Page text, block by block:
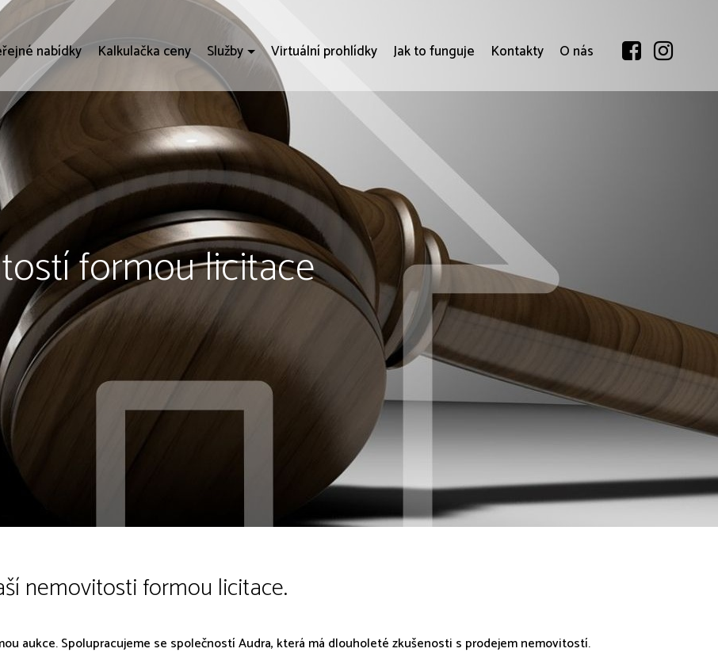
nabídky Kalkulačka ceny Služby Virtuální prohlídky Jak to funguje Kontakty O nás
formou licitace
nemovitosti formou licitace.
aukce. Spolupracujeme se společností Audra, která má dlouholeté zkušenosti s prodejem nemovitostí.